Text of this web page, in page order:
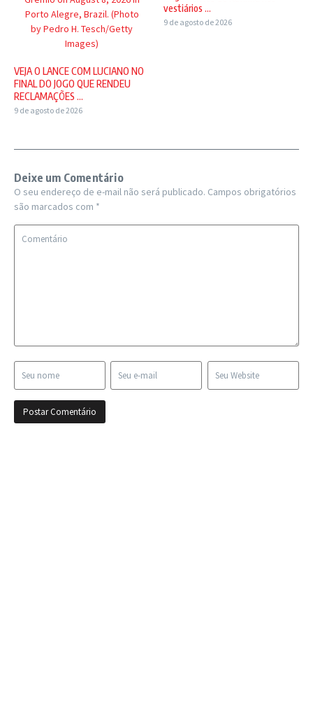
Porto Alegre, Brazil. (Photo
by Pedro H. Tesch/Getty
Images)
VEJA O LANCE COM LUCIANO NO
FINAL DO JOGO QUE RENDEU
RECLAMAÇÕES ...
9 de agosto de 2026
vestiários ...
9 de agosto de 2026
Deixe um Comentário
O seu endereço de e-mail não será publicado. Campos obrigatórios
são marcados com *